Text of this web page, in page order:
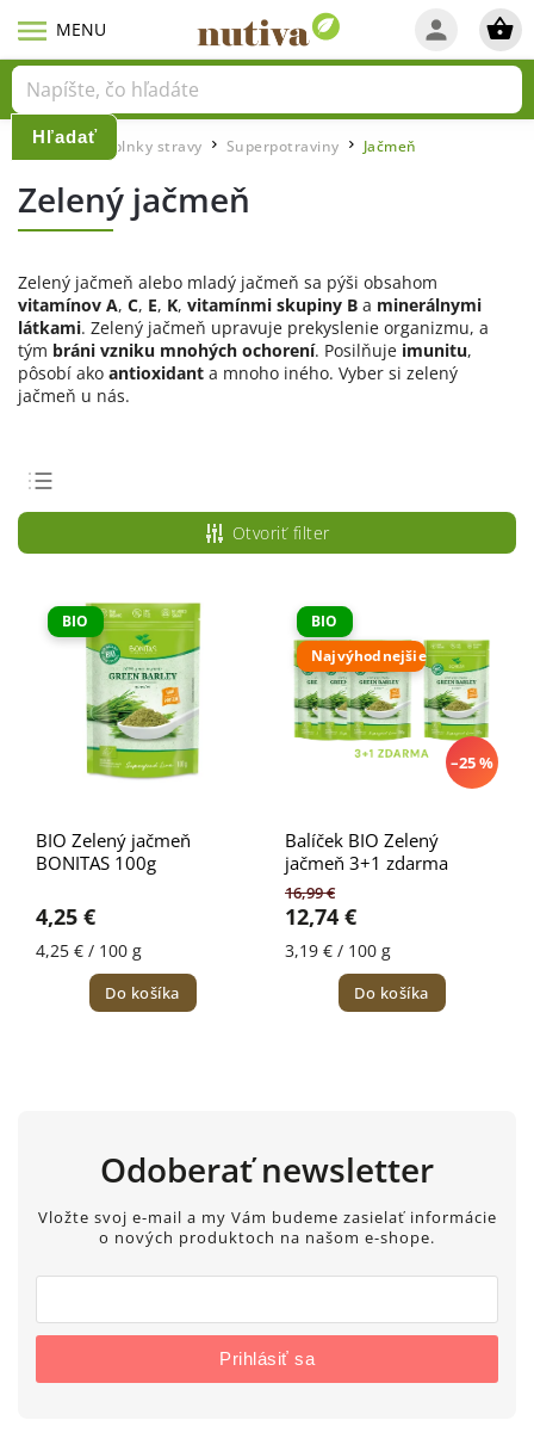
Hľadať
Domov / Doplnky stravy Superpotraviny Jačmeň
Zelený jačmeň
Zelený jačmeň alebo mladý jačmeň sa pýši obsahom
vitamínov A, C, E, K, vitamínmi skupiny B a minerálnymi
látkami. Zelený jačmeň upravuje prekyslenie organizmu, a
tým bráni vzniku mnohých ochorení. Posilňuje imunitu,
pôsobí ako antioxidant a mnoho iného. Vyber si zelený
jačmeň u nás.
Odporúčame
Najlacnejšie
Najpredávanejšie
Abecedne
Otvoriť filter
BIO
BIO Zelený jačmeň
BONITAS 100g
4,25 €
4,25 € / 100 g
Do košíka
BIO
Najvýhodnejšie
–25 %
Balíček BIO Zelený
jačmeň 3+1 zdarma
16,99 €
12,74 €
3,19 € / 100 g
Do košíka
Odoberať newsletter
Vložte svoj e-mail a my Vám budeme zasielať informácie
o nových produktoch na našom e-shope.
Prihlásiť sa